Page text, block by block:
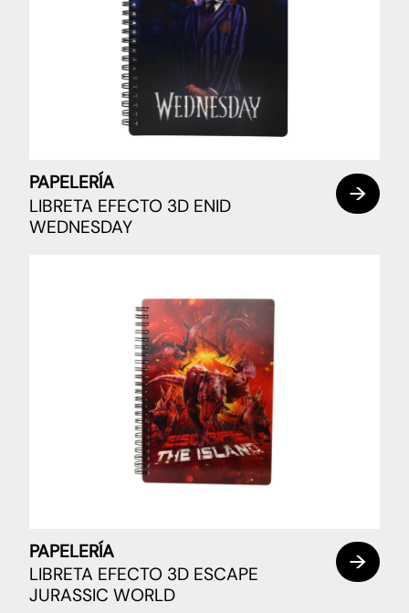
PAPELERÍA
LIBRETA EFECTO 3D ENID
WEDNESDAY
PAPELERÍA
LIBRETA EFECTO 3D ESCAPE
JURASSIC WORLD